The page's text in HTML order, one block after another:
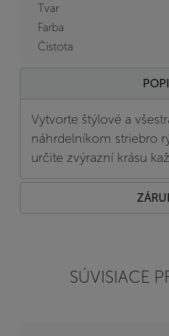
Tvar
Farba
Čistota
Vytvorte štýlové a
náhrdelníkom striebro
určite zvýrazní krásu
SÚVISIACE